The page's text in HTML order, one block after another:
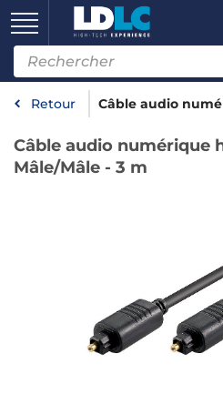
Retour Câble audio
Câble audio numérique
Mâle/Mâle - 3 m